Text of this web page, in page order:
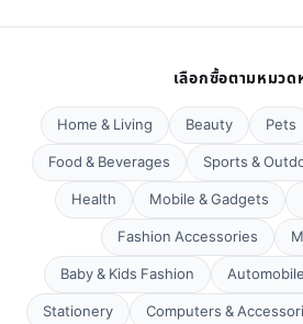
เลือกซื้อตามหมวด
Home & Living Beauty Pets
Food & Beverages
Sports &
Health
Mobile & Gadgets
Fashion Accessories
Baby & Kids Fashion
Stationery
Computers &